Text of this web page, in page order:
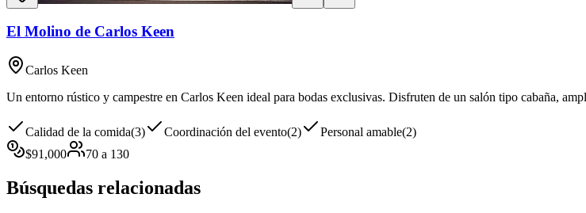
El Molino de Carlos Keen
Carlos Keen
Un entorno rústico y campestre en Carlos Keen ideal para bodas exclusivas. Disfruten de un salón tipo cabaña,
Calidad de la comida(3) Coordinación del evento(2) Personal amable(2)
$91,000 70 a 130
Búsquedas relacionadas